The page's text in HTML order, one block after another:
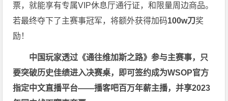
票，就能享有专属VIP休息厅通行证，和限量周边商品。
若最终夺下了主赛事冠军，将额外获得加码100w刀奖
励！
中国玩家透过《通往维加斯之路》参与主赛事，只
要突破历史佳绩进入决赛桌，即可签约成为WSOP官方
指定中文直播平台——播客吧百万年薪主播，并享2023